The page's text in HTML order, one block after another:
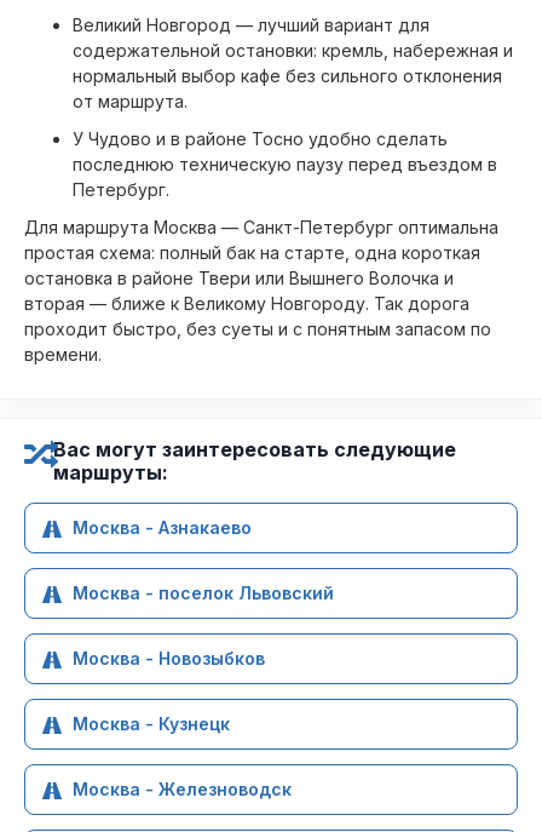
Великий Новгород — лучший вариант для
содержательной остановки: кремль, набережная и
нормальный выбор кафе без сильного отклонения
от маршрута.
У Чудово и в районе Тосно удобно сделать
последнюю техническую паузу перед въездом в
Петербург.
Для маршрута Москва — Санкт-Петербург оптимальна
простая схема: полный бак на старте, одна короткая
остановка в районе Твери или Вышнего Волочка и
вторая — ближе к Великому Новгороду. Так дорога
проходит быстро, без суеты и с понятным запасом по
времени.
Вас могут заинтересовать следующие
маршруты:
Москва - Азнакаево
Москва - поселок Львовский
Москва - Новозыбков
Москва - Кузнецк
Москва - Железноводск